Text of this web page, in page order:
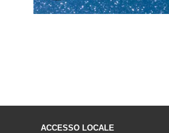
ACCESSO LOCALE